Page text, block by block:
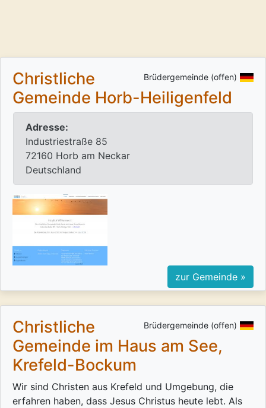
Brüdergemeinde (offen)
Christliche
Gemeinde Horb-Heiligenfeld
Adresse:
Industriestraße 85
72160 Horb am Neckar
Deutschland
zur Gemeinde »
Brüdergemeinde (offen)
Christliche
Gemeinde im Haus am See,
Krefeld-Bockum
Wir sind Christen aus Krefeld und Umgebung, die
erfahren haben, dass Jesus Christus heute lebt. Als